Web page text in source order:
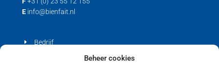
Beheer cookies
E info@bienfait.nl
Bedrijf